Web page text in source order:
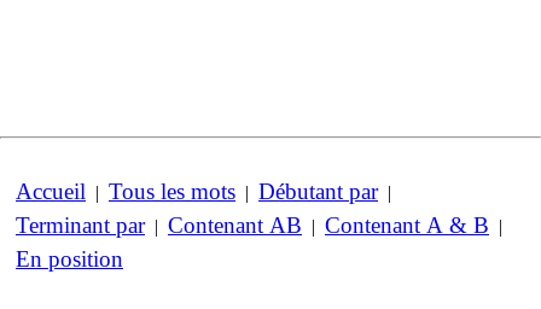
Accueil | Tous les mots | Débutant par|
Terminant par| Contenant AB | Contenant A & B |
En position